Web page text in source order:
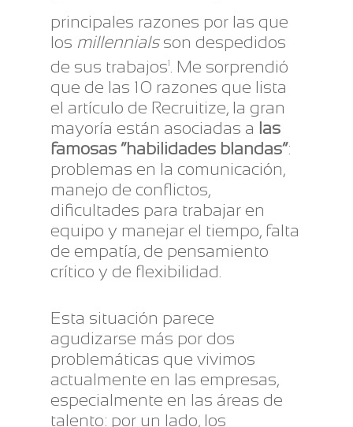
principales razones por las que
los millennialsson despedidos
de sus trabajos1. Me sorprendió
que de las 10 razones que lista
el artículo de Recruitize, la gran
mayoría están asociadas a las
famosas “habilidades blandas”:
problemas en la comunicación,
manejo de conflictos,
dificultades para trabajar en
equipo y manejar el tiempo, falta
de empatía, de pensamiento
crítico y de flexibilidad.
Esta situación parece
agudizarse más por dos
problemáticas que vivimos
actualmente en las empresas,
especialmente en las áreas de
talento: por un lado, los